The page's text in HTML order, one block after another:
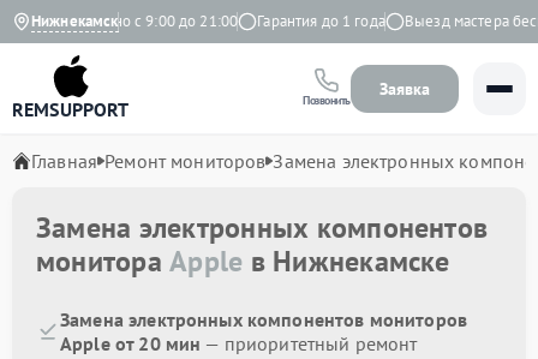
Нижнекамск
Ежедневно с 9:00 до 21:00 Гарантия до 1 года Выезд мастера
REMSUPPORT Позвонить
Заявка
Главная Ремонт мониторов Замена электронных
Замена электронных компонентов
монитораApple в Нижнекамске
Замена электронных компонентов мониторов
Apple от 20 мин — приоритетный ремонт